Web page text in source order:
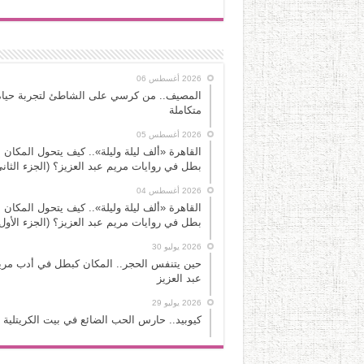
2026 أغسطس 06
المصيف.. من كرسي على الشاطئ لتجربة
متكاملة
2026 أغسطس 05
القاهرة «ألف ليلة وليلة».. كيف يتحول المكان
بطل في روايات مريم عبد العزيز؟ (الجزء
2026 أغسطس 04
القاهرة «ألف ليلة وليلة».. كيف يتحول المكان
بطل في روايات مريم عبد العزيز؟ (الجزء
2026 يوليو 30
حين يتنفس الحجر.. المكان كبطل في أدب
عبد العزيز
2026 يوليو 29
كيوبيد.. حارس الحب الضائع في بيت الكريتلية